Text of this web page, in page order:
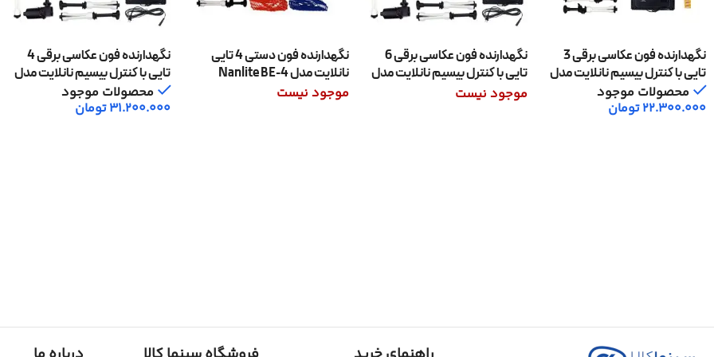
نگهدارنده فون عکاسی برقی 3
تایی با کنترل بیسیم نانلایت مدل
Nanlite BE-3RS
محصولات موجود
22.300.000تومان
نگهدارنده فون عکاسی برقی 6
تایی با کنترل بیسیم نانلایت مدل
Nanlite BE-6R
موجود نیست
نگهدارنده فون دستی 4 تایی
نانلایت مدل Nanlite BE-4
موجود نیست
نگهدارنده فون عکاسی برقی 4
تایی با کنترل بیسیم نانلایت مدل
Nanlite BE-4RS
محصولات موجود
31.200.000تومان